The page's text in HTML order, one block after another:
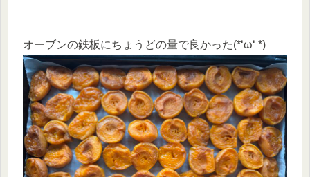
オーブンの鉄板にちょうどの量で良かった(*‘ω‘ *)